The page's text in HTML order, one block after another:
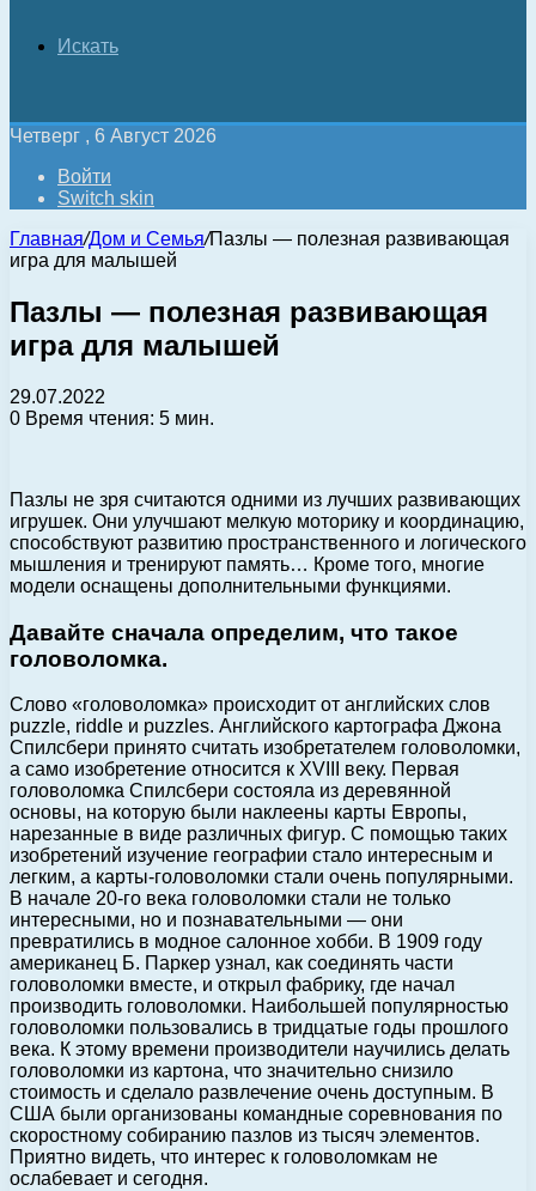
Искать
Четверг , 6 Август 2026
Войти
Switch skin
Главная/Дом и Семья/Пазлы — полезная развивающая
игра для малышей
Пазлы — полезная развивающая
игра для малышей
29.07.2022
0 Время чтения: 5 мин.
Пазлы не зря считаются одними из лучших развивающих
игрушек. Они улучшают мелкую моторику и координацию,
способствуют развитию пространственного и логического
мышления и тренируют память… Кроме того, многие
модели оснащены дополнительными функциями.
Давайте сначала определим, что такое
головоломка.
Слово «головоломка» происходит от английских слов
puzzle, riddle и puzzles. Английского картографа Джона
Спилсбери принято считать изобретателем головоломки,
а само изобретение относится к XVIII веку. Первая
головоломка Спилсбери состояла из деревянной
основы, на которую были наклеены карты Европы,
нарезанные в виде различных фигур. С помощью таких
изобретений изучение географии стало интересным и
легким, а карты-головоломки стали очень популярными.
В начале 20-го века головоломки стали не только
интересными, но и познавательными — они
превратились в модное салонное хобби. В 1909 году
американец Б. Паркер узнал, как соединять части
головоломки вместе, и открыл фабрику, где начал
производить головоломки. Наибольшей популярностью
головоломки пользовались в тридцатые годы прошлого
века. К этому времени производители научились делать
головоломки из картона, что значительно снизило
стоимость и сделало развлечение очень доступным. В
США были организованы командные соревнования по
скоростному собиранию пазлов из тысяч элементов.
Приятно видеть, что интерес к головоломкам не
ослабевает и сегодня.